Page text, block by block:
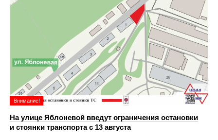
Внимание!
На улице Яблоневой введут ограничения остановки
и стоянки транспорта с 13 августа